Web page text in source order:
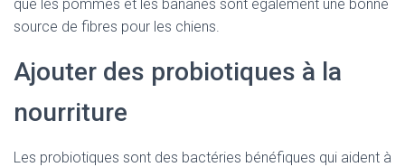
que les pommes et les bananes sont également une bonne
source de fibres pour les chiens.
Ajouter des probiotiques à la
nourriture
Les probiotiques sont des bactéries bénéfiques qui aident à